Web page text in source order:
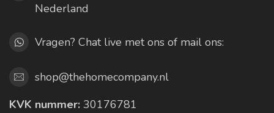
Nederland
Vragen? Chat live met ons of mail ons:
shop@thehomecompany.nl
KVK nummer: 30176781